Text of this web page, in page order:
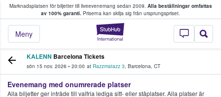
Marknadsplatsen för biljetter till liveevenemang sedan 2009. Alla beställningar omfattas
av 100% garanti. Priserna kan skilja sig från ursprungspriset.
StubHub – där
Meny
köper och säljer biljetter.
KALENN Barcelona Tickets
sön 15 nov. 2026 • 20:00 at Razzmatazz 3, Barcelona, CT
Evenemang med onumrerade platser
Alla biljetter ger inträde till valfria lediga sitt- eller ståplatser. Alla platser är